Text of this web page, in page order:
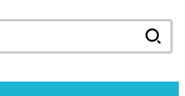
索: